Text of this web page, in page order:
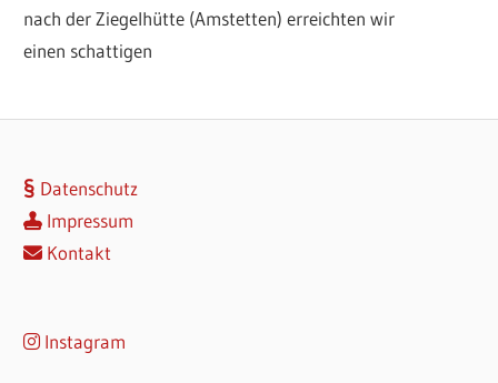
nach der Ziegelhütte (Amstetten) erreichten wir
einen schattigen
Datenschutz
Impressum
Kontakt
Instagram